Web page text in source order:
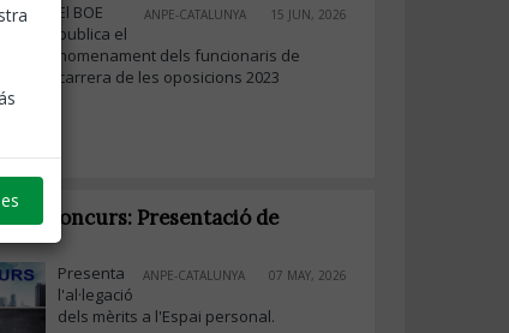
ANPE-CATALUNYA 15 JUN, 2026
El BOE
publica el
nomenament dels funcionaris de
carrera de les oposicions 2023
de Concurs: Presentació de
ANPE-CATALUNYA 07 MAY, 2026
Presenta
l'al·legació
dels mèrits a l'Espai personal.